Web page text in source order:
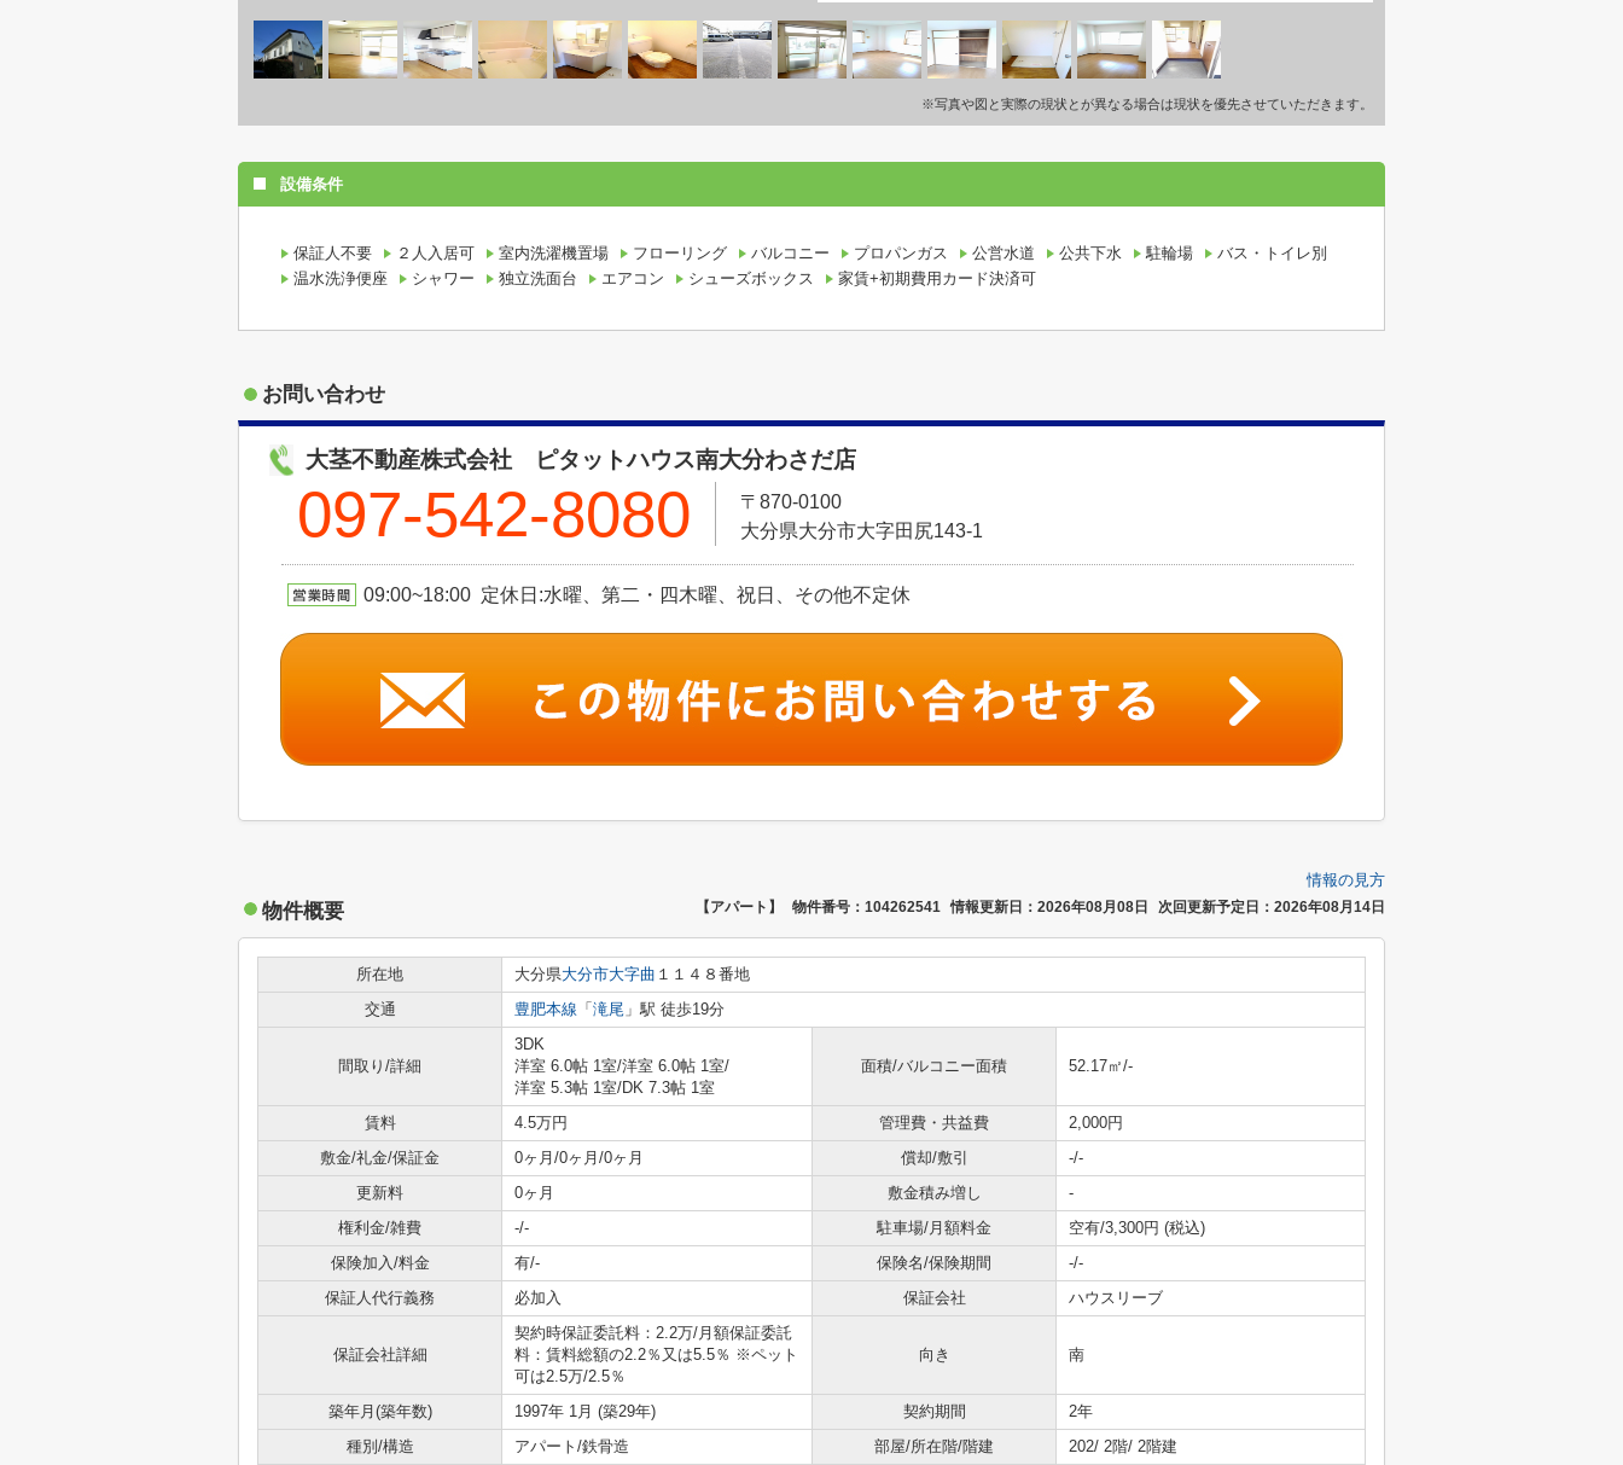
※写真や図と実際の現状とが異なる場合は現状を優先させていただきます。
設備条件
保証人不要 ２人入居可 室内洗濯機置場 フローリング バルコニー プロパンガス 公営水道 公共下水 駐輪場
バス・トイレ別
温水洗浄便座
シャワー 独立洗面台 エアコン シューズボックス 家賃+初期費用カード決済可
お問い合わせ
大茎不動産株式会社 ピタットハウス南大分わさだ店
097-542-8080
〒870-0100
大分県大分市大字田尻143-1
09:00~18:00 定休日:水曜、第二・四木曜、祝日、その他不定休
情報の見方
物件概要 【アパート】 物件番号：104262541 情報更新日：2026年08月08日 次回更新予定日：2026年08月14日
所在地 大分県大分市大字曲 １１４８番地
交通
豊肥本線 「 滝尾 」駅 徒歩19分
間取り/詳細
3DK
洋室 6.0帖 1室/洋室 6.0帖 1室/
洋室 5.3帖 1室/DK 7.3帖 1室
面積/バルコニー面積 52.17㎡/-
賃料 4.5万円 管理費・共益費
2,000円
敷金/礼金/保証金
0ヶ月/0ヶ月/0ヶ月 償却/敷引
-/-
更新料
0ヶ月 敷金積み増し
-
権利金/雑費
-/- 駐車場/月額料金
空有/3,300円 (税込)
保険加入/料金
有/- 保険名/保険期間
-/-
保証人代行義務
必加入 保証会社 ハウスリーブ
保証会社詳細
契約時保証委託料：2.2万/月額保証委託
料：賃料総額の2.2％又は5.5％ ※ペット
可は2.5万/2.5％
向き 南
築年月(築年数) 1997年 1月 (築29年) 契約期間
2年
種別/構造
アパート/鉄骨造 部屋/所在階/階建
202/ 2階/ 2階建